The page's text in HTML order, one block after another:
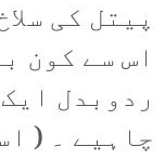
پیتل کی
اس سے کون
ردوبدل
چاہیے ۔ (